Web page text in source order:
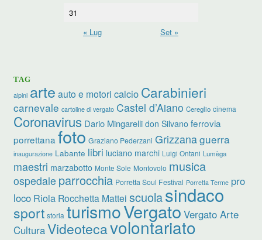
31
« Lug
Set »
TAG
alpini arte auto e motori calcio Carabinieri
carnevale cartoline di vergato Castel d’Aiano Cereglio cinema
Coronavirus Dario Mingarelli don Silvano ferrovia
porrettana foto Graziano Pederzani Grizzanaguerra
inaugurazione Labante libri luciano marchi Luigi Ontani Lumèga
maestri marzabotto Monte Sole Montovolo musica
ospedale parrocchia Porretta Soul Festival Porretta Terme pro
loco Riola Rocchetta Mattei scuolasindaco
sport storia turismoVergato Vergato Arte
CulturaVideotecavolontariato